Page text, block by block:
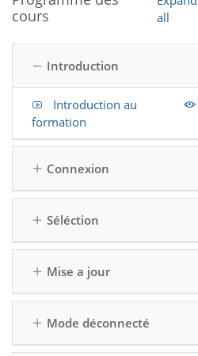
cours
all
Introduction
Introduction au
formation
Connexion
Séléction
Mise a jour
Mode déconnecté